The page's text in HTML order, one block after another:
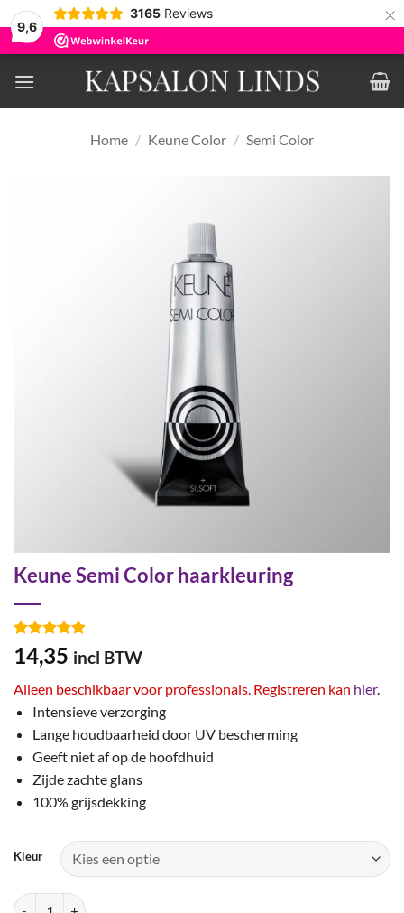
9,6
3165 Reviews ×
naar
inhoud
Home / Keune Color / Semi Color
Keune Semi Color haarkleuring
Gewaardeerd
4.9op 5
op
31
klant
waarderingen
14,35 incl BTW
Alleen beschikbaar voor professionals. Registreren kan hier.
Intensieve verzorging
Lange houdbaarheid door UV bescherming
Geeft niet af op de hoofdhuid
Zijde zachte glans
100% grijsdekking
Kleur
Keune Semi Color haarkleuring aantal